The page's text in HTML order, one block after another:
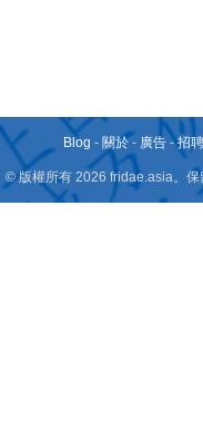
Blog - 關於 - 廣告 -招
© 版權所有 2026 fridae.asia。